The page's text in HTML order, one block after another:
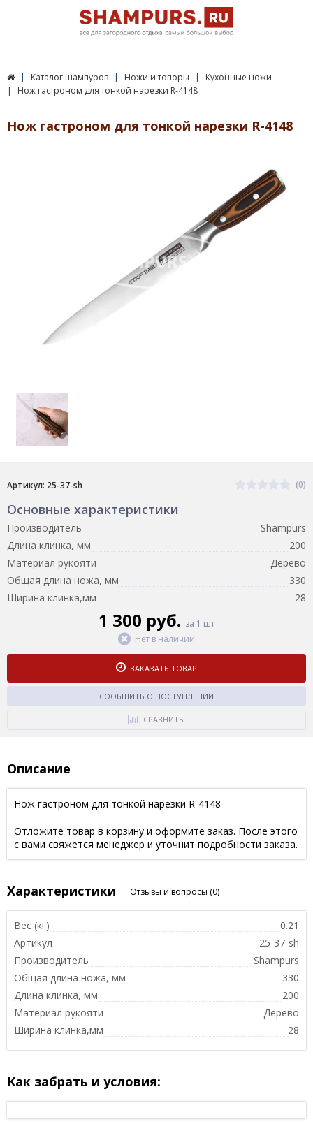
Каталог шампуров Ножи и топоры
Кухонные ножи
Нож гастроном для тонкой нарезки R-4148
Нож гастроном для тонкой нарезки R-4148
Артикул: 25-37-sh (0)
Основные характеристики
Производитель
Shampurs
Длина клинка, мм
200
Материал рукояти
Дерево
Общая длина ножа, мм
330
Ширина клинка,мм
28
1 300 руб. за 1 шт
Нет в наличии
ЗАКАЗАТЬ ТОВАР
СООБЩИТЬ О ПОСТУПЛЕНИИ
СРАВНИТЬ
Описание
Нож гастроном для тонкой нарезки R-4148
Отложите товар в корзину и оформите заказ. После этого
с вами свяжется менеджер и уточнит подробности заказа.
Характеристики Отзывы и вопросы (0)
Вес (кг)
0.21
Артикул
25-37-sh
Производитель
Shampurs
Общая длина ножа, мм
330
Длина клинка, мм
200
Материал рукояти
Дерево
Ширина клинка,мм
28
Как забрать и условия: